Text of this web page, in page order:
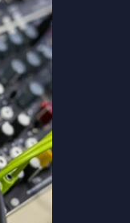
mit
die
in
und